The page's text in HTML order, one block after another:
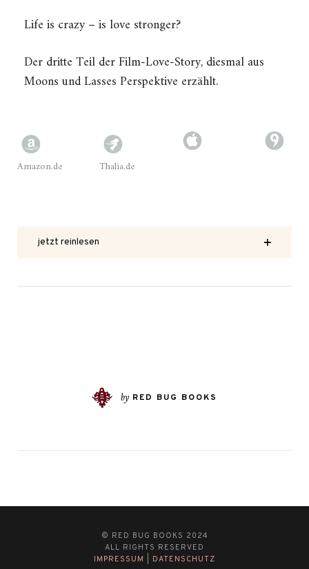
Life is crazy – is love stronger?
Der dritte Teil der Film-Love-Story, diesmal aus
Moons und Lasses Perspektive erzählt.
Amazon.de Thalia.de
jetzt reinlesen
by RED BUG BOOKS
© RED BUG BOOKS 2024
ALL RIGHTS RESERVED
IMPRESSUM
DATENSCHUTZ